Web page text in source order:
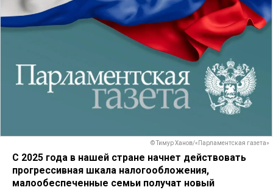
© Тимур Ханов/«Парламентская газета»
С 2025 года в нашей стране начнет действовать
прогрессивная шкала налогообложения,
малообеспеченные семьи получат новый